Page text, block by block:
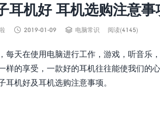
耳机好 耳机选购注意事
 2019-01-09  电脑常识 阅读(4145)
每天在使用电脑进行工作，游戏，听音乐
样的享受，一款好的耳机往往能使我们的
机好及耳机选购注意事项。